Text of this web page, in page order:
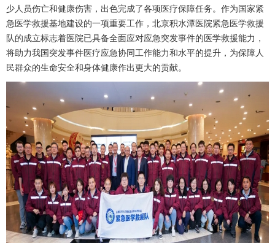
少人员伤亡和健康伤害，出色完成了各项医疗保障任务。作为国家紧
急医学救援基地建设的一项重要工作，北京积水潭医院紧急医学救援
队的成立标志着医院已具备全面应对应急突发事件的医学救援能力，
将助力我国突发事件医疗应急协同工作能力和水平的提升，为保障人
民群众的生命安全和身体健康作出更大的贡献。